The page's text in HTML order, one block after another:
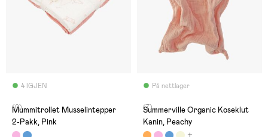
4 IGJEN
(0)
Mummitrollet Musselintepper
2-Pakk, Pink
På nettlager
(7)
Summerville Organic Koseklut
Kanin, Peachy